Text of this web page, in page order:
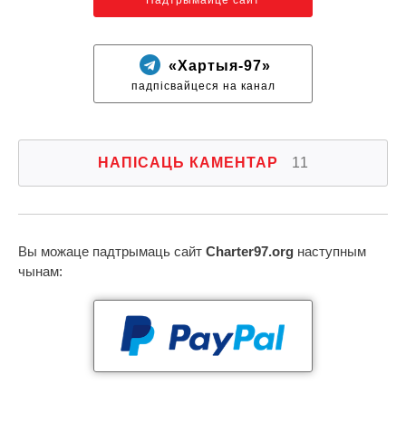
«Хартыя-97»
падпісвайцеся на канал
НАПІСАЦЬ КАМЕНТАР 11
Вы можаце падтрымаць сайт Charter97.org наступным
чынам: